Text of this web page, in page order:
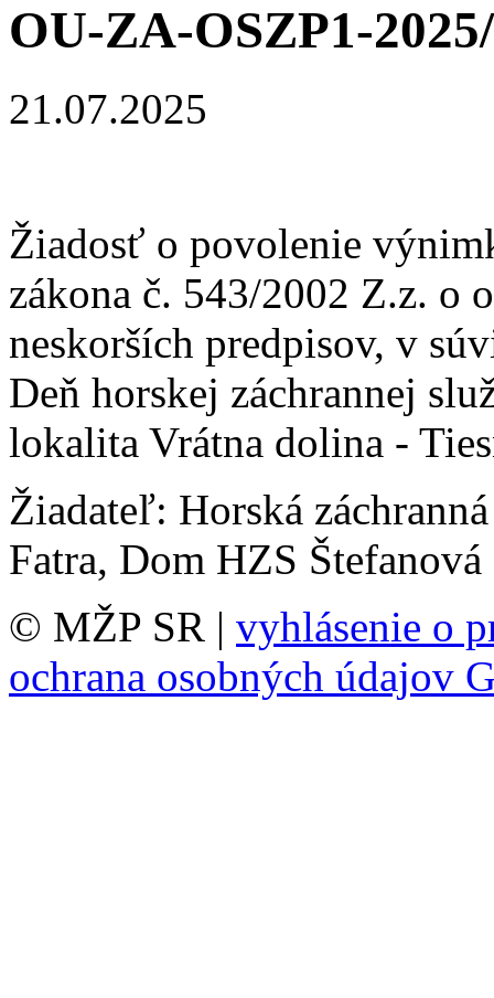
OU-ZA-OSZP1-
21.07.2025
Žiadosť o povolenie
zákona č. 543/2002 Z.z. o
neskorších predpisov, v
Deň horskej záchrannej
lokalita Vrátna dolina -
Žiadateľ: Horská
Fatra, Dom HZS
© MŽP SR | vyhlásenie o
ochrana osobných údajov